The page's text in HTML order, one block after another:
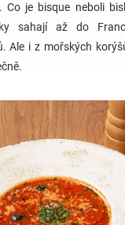
Co je bisque neboli
sahají až do
Ale i z mořských